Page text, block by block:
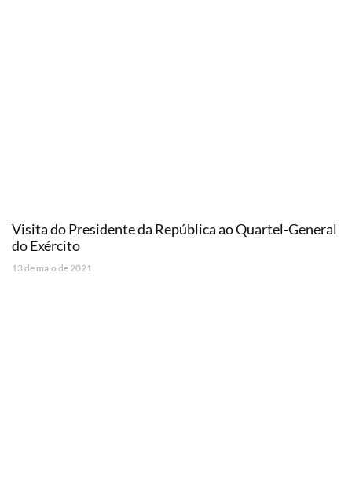
Visita do Presidente da República ao Quartel-General
do Exército
13 de maio de 2021